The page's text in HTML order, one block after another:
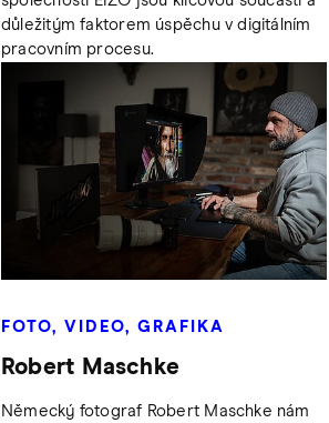
důležitým faktorem úspěchu v digitálním
pracovním procesu.
FOTO, VIDEO, GRAFIKA
Robert Maschke
Německý fotograf Robert Maschke nám